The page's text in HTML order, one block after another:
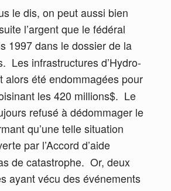
le dis, on peut aussi bien
l’argent que le fédéral
1997 dans le dossier de la
Les infrastructures d’Hydro-
alors été endommagées pour
les 420 millions$. Le
refusé à dédommager le
qu’une telle situation
par l’Accord d’aide
de catastrophe. Or, deux
ayant vécu des événements